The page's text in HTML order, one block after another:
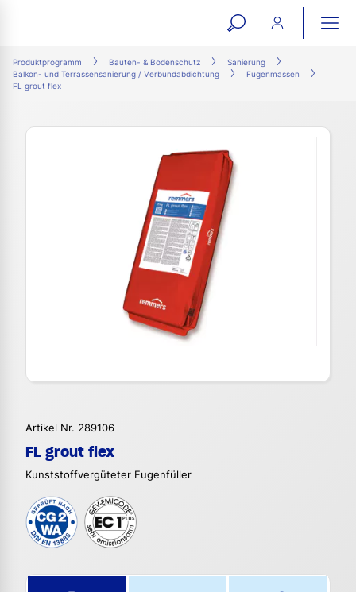
open
search
form
Produktprogramm Bauten- & Bodenschutz
Sanierung
Balkon- und Terrassensanierung / Verbundabdichtung
Fugenmassen
FL grout flex
Artikel Nr. 289106
FL grout flex
Kunststoffvergüteter Fugenfüller